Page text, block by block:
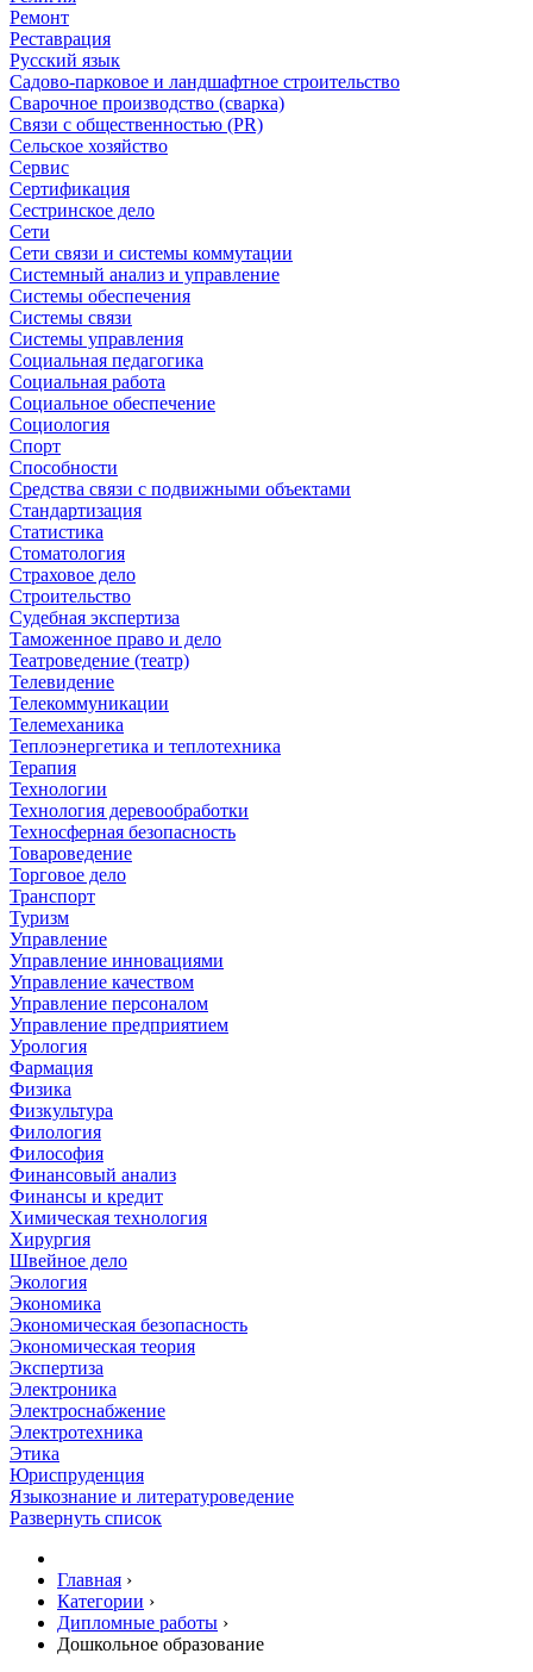
Ремонт
Реставрация
Русский язык
Садово-парковое и ландшафтное строительство
Сварочное производство (сварка)
Связи с общественностью (PR)
Сельское хозяйство
Сервис
Сертификация
Сестринское дело
Сети
Сети связи и системы коммутации
Системный анализ и управление
Системы обеспечения
Системы связи
Системы управления
Социальная педагогика
Социальная работа
Социальное обеспечение
Социология
Спорт
Способности
Средства связи с подвижными объектами
Стандартизация
Статистика
Стоматология
Страховое дело
Строительство
Судебная экспертиза
Таможенное право и дело
Театроведение (театр)
Телевидение
Телекоммуникации
Телемеханика
Теплоэнергетика и теплотехника
Терапия
Технологии
Технология деревообработки
Техносферная безопасность
Товароведение
Торговое дело
Транспорт
Туризм
Управление
Управление инновациями
Управление качеством
Управление персоналом
Управление предприятием
Урология
Фармация
Физика
Физкультура
Филология
Философия
Финансовый анализ
Финансы и кредит
Химическая технология
Хирургия
Швейное дело
Экология
Экономика
Экономическая безопасность
Экономическая теория
Экспертиза
Электроника
Электроснабжение
Электротехника
Этика
Юриспруденция
Языкознание и литературоведение
Развернуть список
Главная ›
Категории ›
Дипломные работы ›
Дошкольное образование